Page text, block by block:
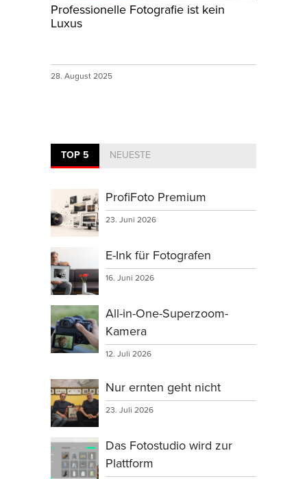
Professionelle Fotografie ist kein
Luxus
28. August 2025
TOP 5 NEUESTE
ProfiFoto Premium
23. Juni 2026
E-Ink für Fotografen
16. Juni 2026
All-in-One-Superzoom-
Kamera
12. Juli 2026
Nur ernten geht nicht
23. Juli 2026
Das Fotostudio wird zur
Plattform